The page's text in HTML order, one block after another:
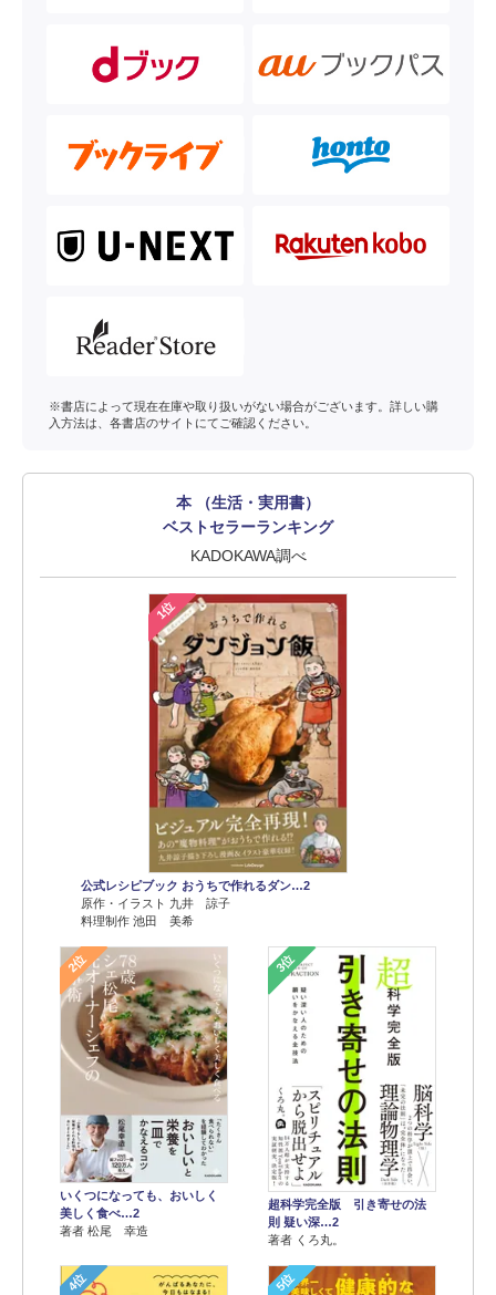
※書店によって現在在庫や取り扱いがない場合がございます。詳しい購
入方法は、各書店のサイトにてご確認ください。
本 （生活・実用書）
ベストセラーランキング
KADOKAWA調べ
1位
公式レシピブック おうちで作れるダン…2
原作・イラスト 九井 諒子
料理制作 池田 美希
2位
いくつになっても、おいしく
美しく食べ…2
著者 松尾 幸造
3位
超科学完全版 引き寄せの法
則 疑い深…2
著者 くろ丸。
4位 5位